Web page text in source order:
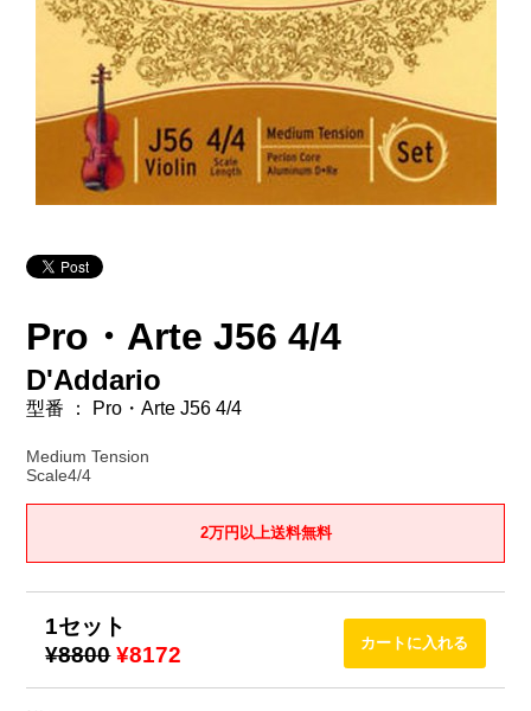
Pro・Arte J56 4/4
D'Addario
型番 ： Pro・Arte J56 4/4
Medium Tension
Scale4/4
2万円以上送料無料
1セット
¥8800 ¥8172